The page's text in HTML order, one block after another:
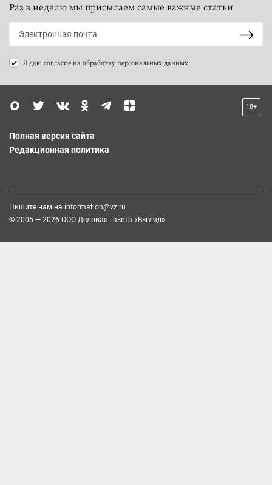
Раз в неделю мы присылаем самые важные статьи
Я даю согласие на обработку персональных данных
18+
Полная версия сайта
Редакционная политика
Пишите нам на information@vz.ru
© 2005 — 2026 ООО Деловая газета «Взгляд»